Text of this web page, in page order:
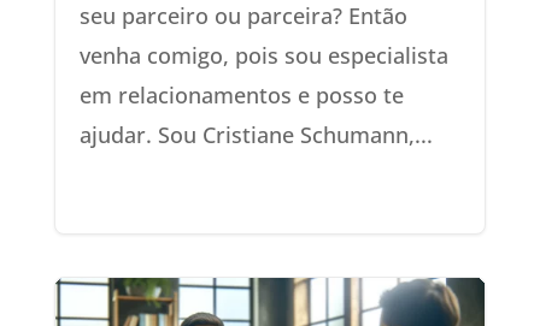
seu parceiro ou parceira? Então
venha comigo, pois sou especialista
em relacionamentos e posso te
ajudar. Sou Cristiane Schumann,...